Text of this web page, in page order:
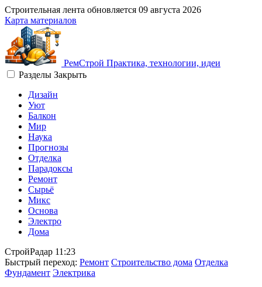
Строительная лента обновляется 09 августа 2026
Карта материалов
РемСтрой Практика, технологии, идеи
Разделы Закрыть
Дизайн
Уют
Балкон
Мир
Наука
Прогнозы
Отделка
Парадоксы
Ремонт
Сырьё
Микс
Основа
Электро
Дома
СтройРадар 11:23
Быстрый переход: Ремонт Строительство дома Отделка
Фундамент Электрика